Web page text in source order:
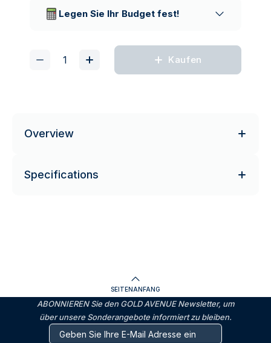
Legen Sie Ihr Budget fest!
Kaufen
Overview
Specifications
SEITENANFANG
ABONNIEREN Sie den GOLD AVENUE Newsletter, um
über unsere Sonderangebote informiert zu bleiben.